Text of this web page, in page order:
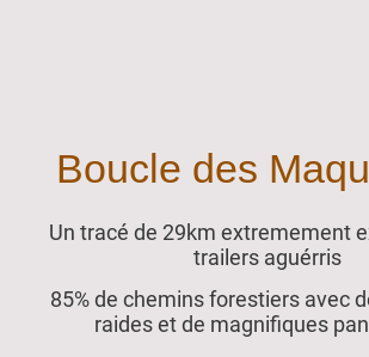
Boucle des
Un tracé de 29km extremement
trailers aguérris
85% de chemins forestiers avec
raides et de magnifiques